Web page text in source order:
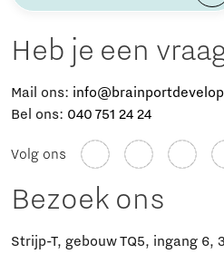
Heb je een
Mail ons:
Bel ons: 040 751 24 24
Volg ons
Bezoek ons
Strijp-T, gebouw TQ5, ingang 6,